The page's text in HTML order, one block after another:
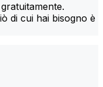
di cui hai bisogno è